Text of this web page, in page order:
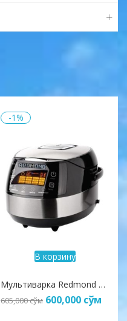
-1%
В корзину
Мультиварка Redmond RMC-70
605,000сўм 600,000 сўм